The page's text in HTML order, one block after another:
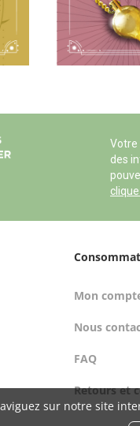
sur notre site
Votre
des
Mon
Nous
FAQ
Retours et